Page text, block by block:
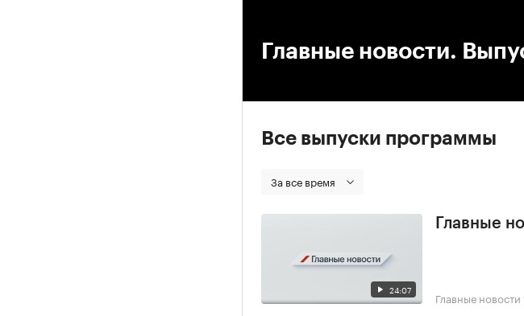
Главные новости.
Все выпуски программы
За все время
24:07
Главные
Главные новости